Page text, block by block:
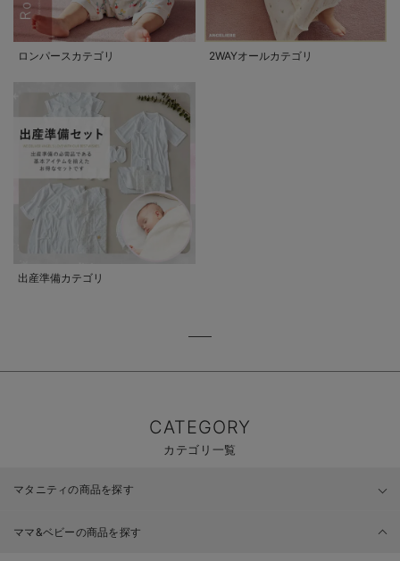
ロンパースカテゴリ 2WAYオールカテゴリ
出産準備カテゴリ
CATEGORY
カテゴリ一覧
マタニティの商品を探す
ママ&ベビーの商品を探す